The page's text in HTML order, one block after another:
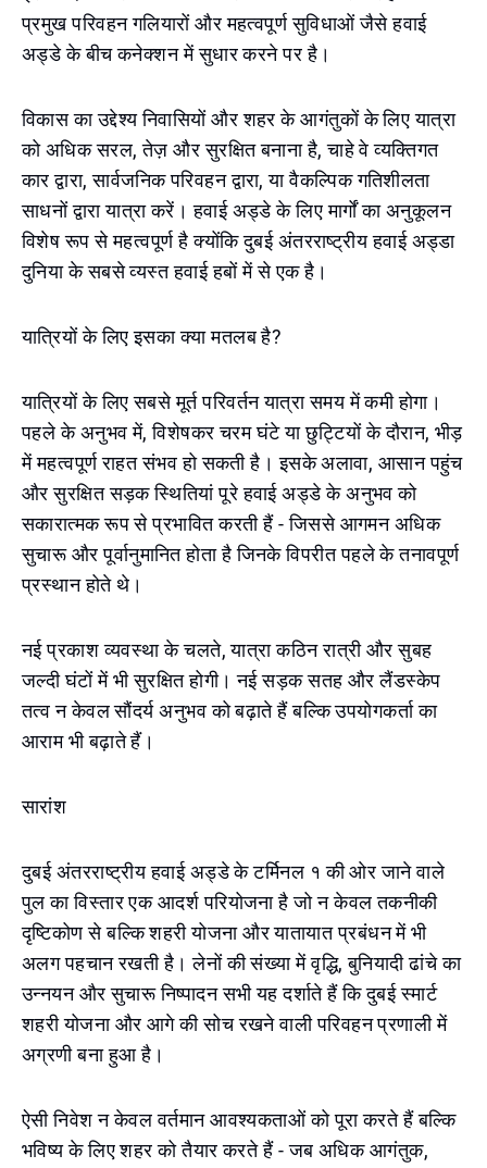
प्रमुख परिवहन गलियारों और महत्वपूर्ण सुविधाओं जैसे हवाई
अड्डे के बीच कनेक्शन में सुधार करने पर है।
विकास का उद्देश्य निवासियों और शहर के आगंतुकों के लिए यात्रा
को अधिक सरल, तेज़ और सुरक्षित बनाना है, चाहे वे व्यक्तिगत
कार द्वारा, सार्वजनिक परिवहन द्वारा, या वैकल्पिक गतिशीलता
साधनों द्वारा यात्रा करें। हवाई अड्डे के लिए मार्गों का अनुकूलन
विशेष रूप से महत्वपूर्ण है क्योंकि दुबई अंतरराष्ट्रीय हवाई अड्डा
दुनिया के सबसे व्यस्त हवाई हबों में से एक है।
यात्रियों के लिए इसका क्या मतलब है?
यात्रियों के लिए सबसे मूर्त परिवर्तन यात्रा समय में कमी होगा।
पहले के अनुभव में, विशेषकर चरम घंटे या छुट्टियों के दौरान, भीड़
में महत्वपूर्ण राहत संभव हो सकती है। इसके अलावा, आसान पहुंच
और सुरक्षित सड़क स्थितियां पूरे हवाई अड्डे के अनुभव को
सकारात्मक रूप से प्रभावित करती हैं - जिससे आगमन अधिक
सुचारू और पूर्वानुमानित होता है जिनके विपरीत पहले के तनावपूर्ण
प्रस्थान होते थे।
नई प्रकाश व्यवस्था के चलते, यात्रा कठिन रात्री और सुबह
जल्दी घंटों में भी सुरक्षित होगी। नई सड़क सतह और लैंडस्केप
तत्व न केवल सौंदर्य अनुभव को बढ़ाते हैं बल्कि उपयोगकर्ता का
आराम भी बढ़ाते हैं।
सारांश
दुबई अंतरराष्ट्रीय हवाई अड्डे के टर्मिनल १ की ओर जाने वाले
पुल का विस्तार एक आदर्श परियोजना है जो न केवल तकनीकी
दृष्टिकोण से बल्कि शहरी योजना और यातायात प्रबंधन में भी
अलग पहचान रखती है। लेनों की संख्या में वृद्धि, बुनियादी ढांचे का
उन्नयन और सुचारू निष्पादन सभी यह दर्शाते हैं कि दुबई स्मार्ट
शहरी योजना और आगे की सोच रखने वाली परिवहन प्रणाली में
अग्रणी बना हुआ है।
ऐसी निवेश न केवल वर्तमान आवश्यकताओं को पूरा करते हैं बल्कि
भविष्य के लिए शहर को तैयार करते हैं - जब अधिक आगंतुक,